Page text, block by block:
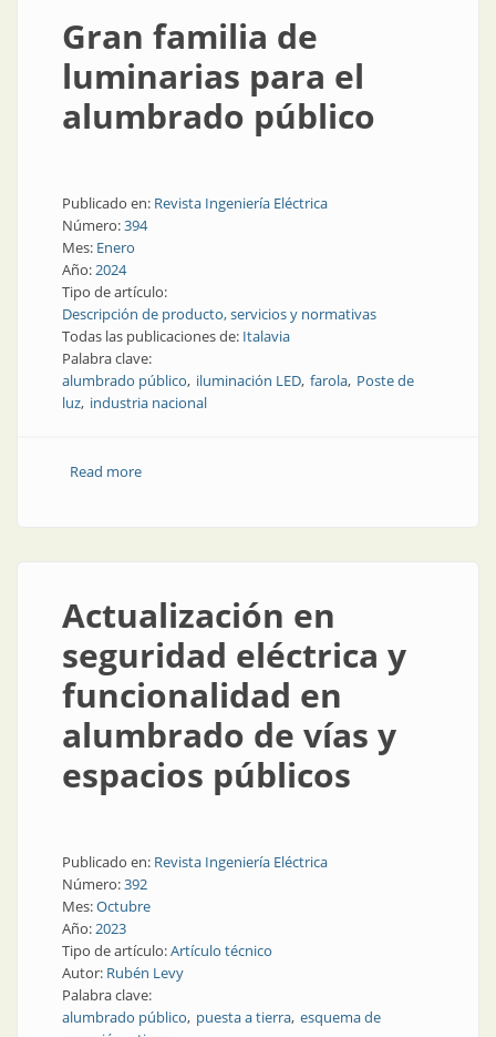
Gran familia de
luminarias para el
alumbrado público
Publicado en: Revista Ingeniería Eléctrica
Número:394
Mes: Enero
Año:2024
Tipo de artículo:
Descripción de producto, servicios y normativas
Todas las publicaciones de: Italavia
Palabra clave:
alumbrado público iluminación LED farola Poste de
luz industria nacional
Read moreabout Gran familia de luminarias para el alumbrado
Actualización en
seguridad eléctrica y
funcionalidad en
alumbrado de vías y
espacios públicos
Publicado en: Revista Ingeniería Eléctrica
Número:392
Mes:Octubre
Año:2023
Tipo de artículo:Artículo técnico
Autor: Rubén Levy
Palabra clave:
alumbrado público puesta a tierra esquema de